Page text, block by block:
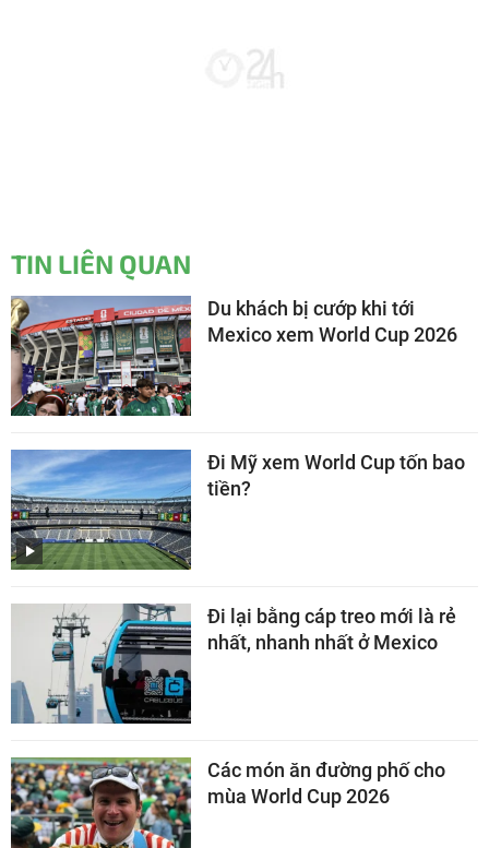
TIN LIÊN QUAN
Du khách bị cướp khi tới
Mexico xem World Cup 2026
Đi Mỹ xem World Cup tốn bao
tiền?
Đi lại bằng cáp treo mới là rẻ
nhất, nhanh nhất ở Mexico
Các món ăn đường phố cho
mùa World Cup 2026